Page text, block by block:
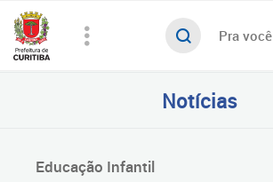
Pra você
Notícias
Educação Infantil